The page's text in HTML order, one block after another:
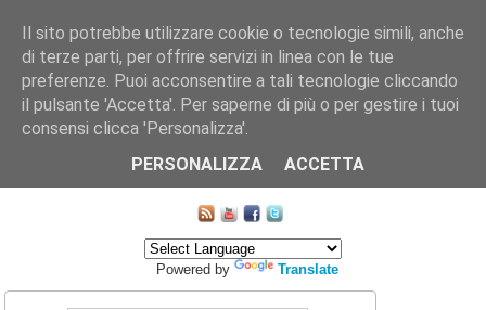
CHI SIAMO LE SEZIONI ASSICURGRANDA
ISCRIZIONE L'AVVOCATO RISPONDE SONDAGGI
Powered by Translate
Il sito potrebbe utilizzare cookie o tecnologie simili, anche
di terze parti, per offrire servizi in linea con le tue
preferenze. Puoi acconsentire a tali tecnologie cliccando
il pulsante 'Accetta'. Per saperne di più o per gestire i tuoi
consensi clicca 'Personalizza'.
PERSONALIZZA
ACCETTA